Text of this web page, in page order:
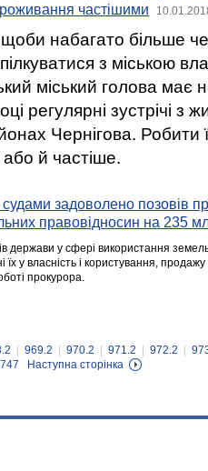
частішими
набагато більше
з міською
міський голова має
регулярні зустрічі з
Чернігова. Робити
й частіше.
задоволено позовів
правовідносин на 235
держави у сфері використання
їх у власність і користування,
прокурора.
969.2 970.2 971.2 972.2
Наступна сторінка